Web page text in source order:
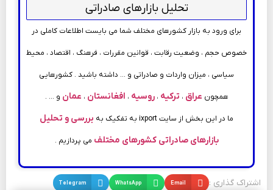
تحلیل بازارهای صادراتی
برای ورود به بازار کشورهای مختلف شما می بایست اطلاعات کاملی در
خصوص حجم ، وضعیت رقابت ، قوانین مقررات ، فرهنگ ، اقتصاد ، محیط
سیاسی ، میزان واردات و صادراتی و … داشته باشید . کشورهایی
همچون عراق ، ترکیه ،روسیه ، افغانستان ، عمان و … .
ما در این بخش از سایت ixport به تفکیک به
بررسی و تحلیل
بازارهای صادراتی کشورهای مختلف می پردازیم .
اشتراک گذاری : Email
WhatsApp
Telegram